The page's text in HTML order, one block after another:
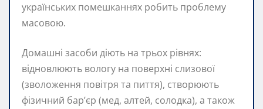
українських помешканнях робить проблему
масовою.
Домашні засоби діють на трьох рівнях:
відновлюють вологу на поверхні слизової
(зволоження повітря та пиття), створюють
фізичний бар’єр (мед, алтей, солодка), а також